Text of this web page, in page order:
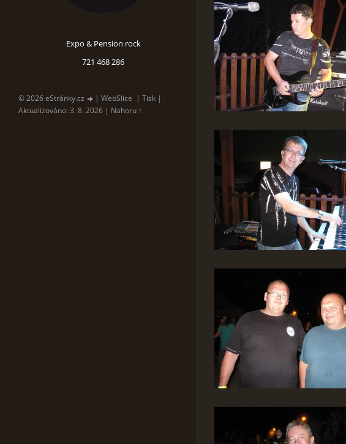
Expo & Pension rock
721 468 286
© 2026 eStránky.cz | WebSlice | Tisk |
Aktualizováno: 3. 8. 2026 | Nahoru ↑